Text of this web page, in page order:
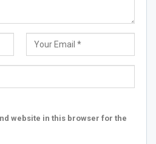
website in this browser for the